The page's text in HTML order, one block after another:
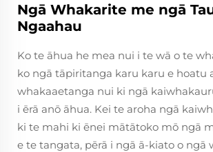
Ngā Whakarite me ngā
Ngaahau
Ko te āhua he mea nui i te wā o te
ko ngā tāpiritanga karu karu e hoatu
whakaaetanga nui ki ngā
i ērā anō āhua. Kei te aroha ngā
ki te mahi ki ēnei mātātoko mō ngā
e te tangata, pērā i ngā ā-kiato o ngā